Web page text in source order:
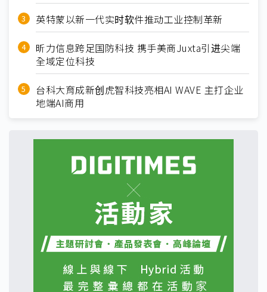
英特蒙以新一代实时软件推动工业控制革新
昕力信息跨足国防科技 携手美商Juxta引进尖端
全域定位科技
台科大育成新创虎智科技亮相AI WAVE 主打企业
地端AI商用